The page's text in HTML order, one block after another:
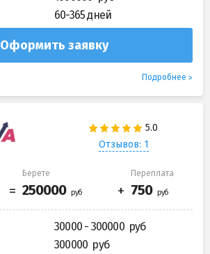
60-365 дней
Оформить заявку
Подробнее
Отзывов: 1
Берете Переплата
30000 - 300000
300000